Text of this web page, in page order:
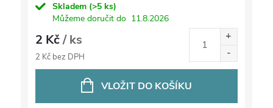
Skladem (>5 ks)
Můžeme doručit do 11.8.2026
2 Kč/ ks
2 Kč bez DPH
VLOŽIT DO KOŠÍKU